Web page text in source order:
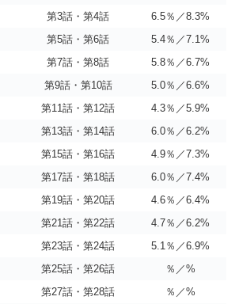
第3話・第4話
6.5％／8.3%
第5話・第6話
5.4％／7.1%
第7話・第8話
5.8％／6.7%
第9話・第10話
5.0％／6.6%
第11話・第12話
4.3％／5.9%
第13話・第14話
6.0％／6.2%
第15話・第16話
4.9％／7.3%
第17話・第18話
6.0％／7.4%
第19話・第20話
4.6％／6.4%
第21話・第22話
4.7％／6.2%
第23話・第24話
5.1％／6.9%
第25話・第26話
％／%
第27話・第28話
％／%